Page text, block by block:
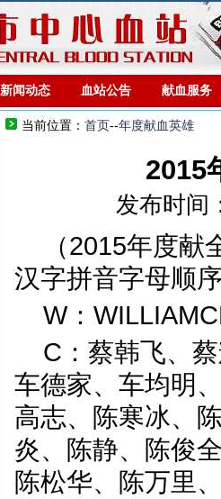
新闻动态 血站公告 献血服务
当前位置： 首页--年度献血英雄
2015
发布时
（2015年度
汉字拼音字母顺
W：
C：蔡韩飞、
车德家、车均明
高志、陈寒冰、
炎、陈静、陈俊
陈松华、陈万里